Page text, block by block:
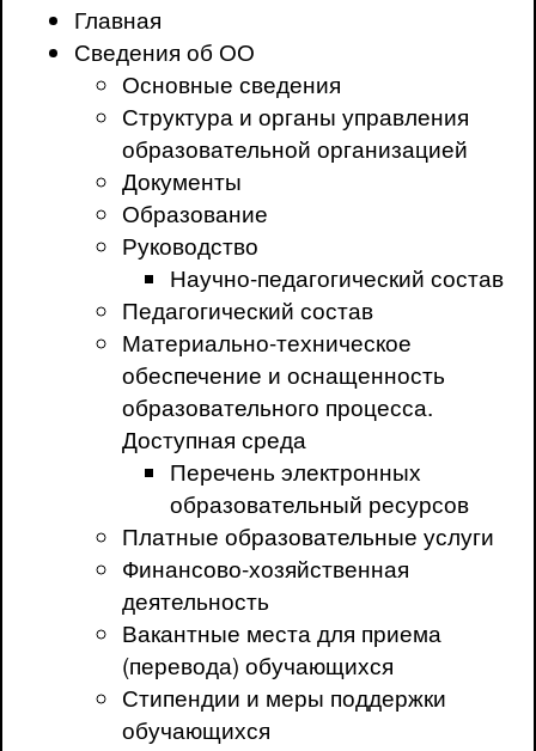
Главная
Сведения об ОО
Основные сведения
Структура и органы управления
образовательной организацией
Документы
Образование
Руководство
Научно-педагогический состав
Педагогический состав
Материально-техническое
обеспечение и оснащенность
образовательного процесса.
Доступная среда
Перечень электронных
образовательный ресурсов
Платные образовательные услуги
Финансово-хозяйственная
деятельность
Вакантные места для приема
(перевода) обучающихся
Стипендии и меры поддержки
обучающихся